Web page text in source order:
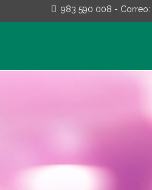
983 590 008 - Correo: